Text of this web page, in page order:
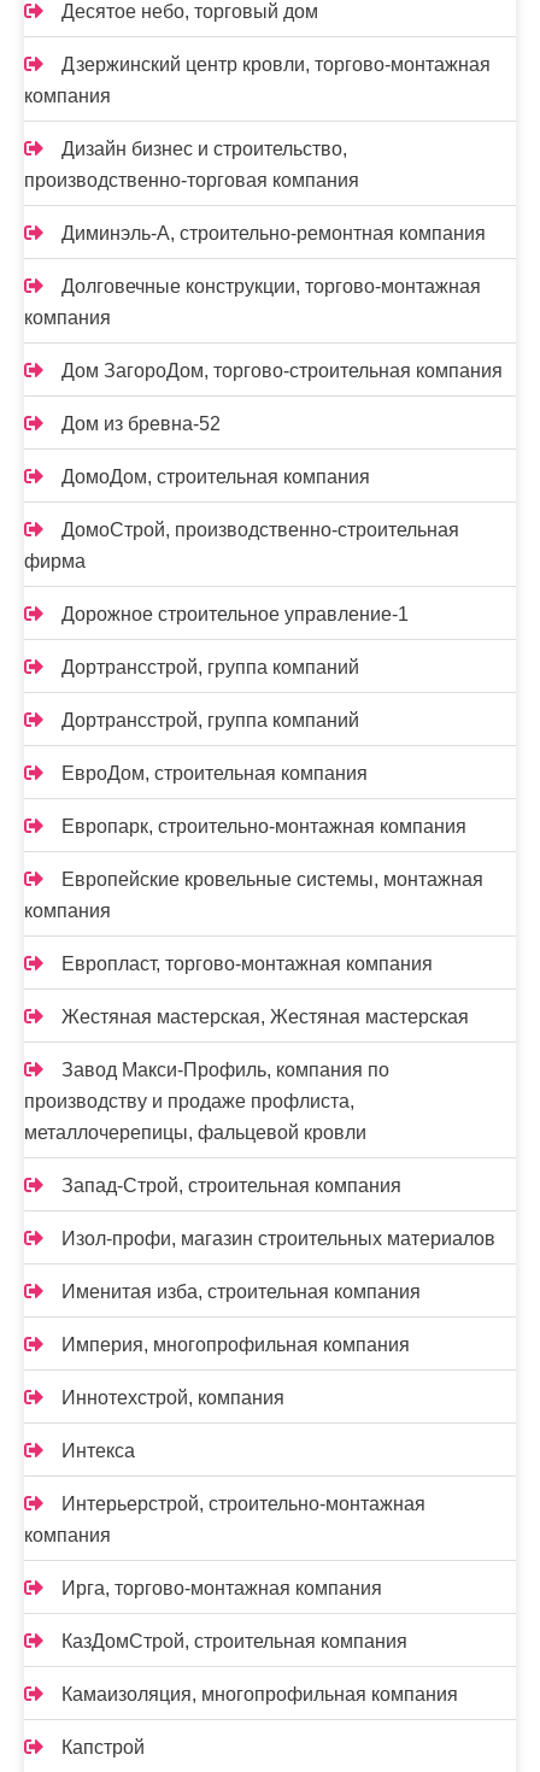
Десятое небо, торговый дом
Дзержинский центр кровли, торгово-монтажная
компания
Дизайн бизнес и строительство,
производственно-торговая компания
Диминэль-А, строительно-ремонтная компания
Долговечные конструкции, торгово-монтажная
компания
Дом ЗагороДом, торгово-строительная компания
Дом из бревна-52
ДомоДом, строительная компания
ДомоСтрой, производственно-строительная
фирма
Дорожное строительное управление-1
Дортрансстрой, группа компаний
Дортрансстрой, группа компаний
ЕвроДом, строительная компания
Европарк, строительно-монтажная компания
Европейские кровельные системы, монтажная
компания
Европласт, торгово-монтажная компания
Жестяная мастерская, Жестяная мастерская
Завод Макси-Профиль, компания по
производству и продаже профлиста,
металлочерепицы, фальцевой кровли
Запад-Строй, строительная компания
Изол-профи, магазин строительных материалов
Именитая изба, строительная компания
Империя, многопрофильная компания
Иннотехстрой, компания
Интекса
Интерьерстрой, строительно-монтажная
компания
Ирга, торгово-монтажная компания
КазДомСтрой, строительная компания
Камаизоляция, многопрофильная компания
Капстрой